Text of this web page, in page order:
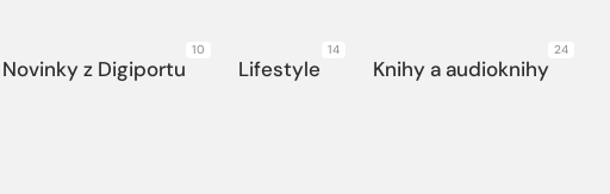
Hlavní navigace
Novinky z Digiportu
10
Lifestyle
14
Knihy a audioknihy
24